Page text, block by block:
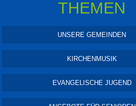
THEMEN
UNSERE GEMEINDEN
KIRCHENMUSIK
EVANGELISCHE JUGEND